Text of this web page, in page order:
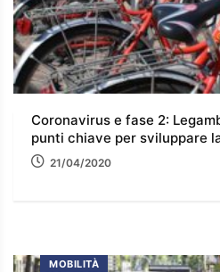
Coronavirus e fase 2:
punti chiave per sviluppare
21/04/2020
MOBILITÀ